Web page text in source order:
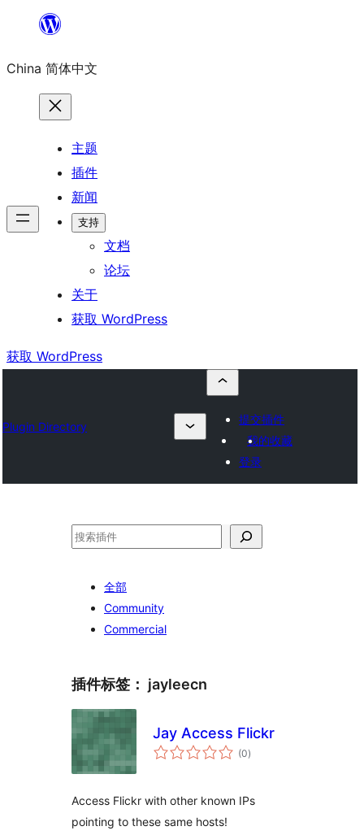
内
China 简体中文
主题
插件
新闻
支持
文档
论坛
关于
获取 WordPress
获取 WordPress
Plugin Directory
提交插件
我的收藏
登录
搜
全部
Community
Commercial
插件标签： jayleecn
Jay Access Flickr
(0总
评)
Access Flickr with other known IPs
pointing to these same hosts!